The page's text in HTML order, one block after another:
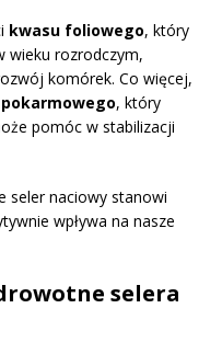
kwasu foliowego, który
wieku rozrodczym,
komórek. Co więcej,
pokarmowego, który
pomóc w stabilizacji
seler naciowy stanowi
wpływa na nasze
selera